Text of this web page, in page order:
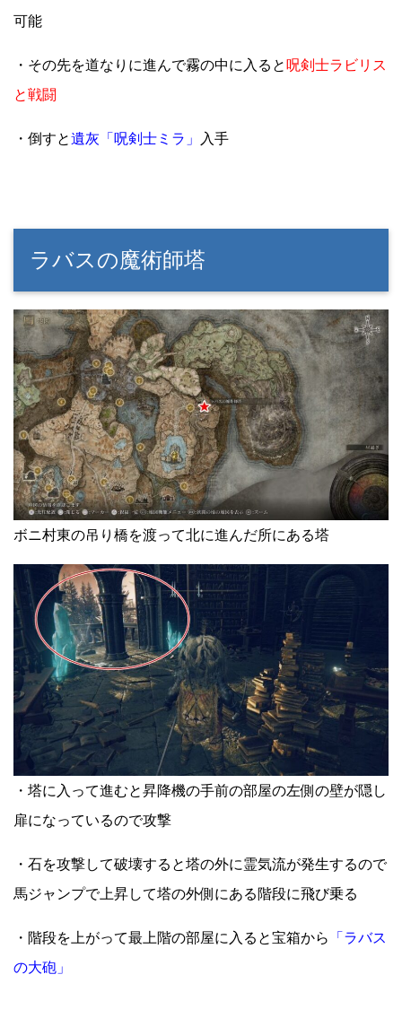
可能
・その先を道なりに進んで霧の中に入ると 呪剣士ラビリス
と戦闘
・倒すと遺灰「呪剣士ミラ」 入手
ラバスの魔術師塔
ボニ村東の吊り橋を渡って北に進んだ所にある塔
・塔に入って進むと昇降機の手前の部屋の左側の壁が隠し
扉になっているので攻撃
・石を攻撃して破壊すると塔の外に霊気流が発生するので
馬ジャンプで上昇して塔の外側にある階段に飛び乗る
・階段を上がって最上階の部屋に入ると宝箱から
「ラバス
の大砲」